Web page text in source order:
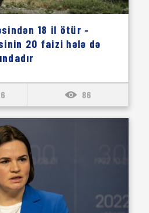
18 il ötür –
20 faizi hələ də
86